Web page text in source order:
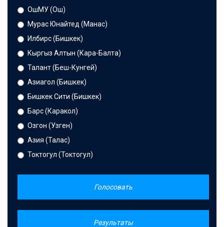
ОшМУ (Ош)
Мурас Юнайтед (Манас)
Илбирс (Бишкек)
Кыргыз Алтын (Кара-Балта)
Талант (Беш-Кунгей)
Азиагол (Бишкек)
Бишкек Сити (Бишкек)
Барс (Каракол)
Озгон (Узген)
Азия (Талас)
Токтогул (Токтогул)
Голосовать
Результаты